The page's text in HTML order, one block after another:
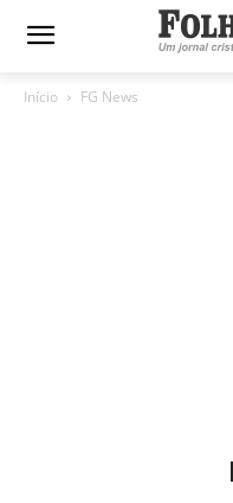
Início FG News